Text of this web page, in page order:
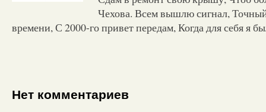
Чехова. Всем вышлю сигнал,
времени, С 2000-го привет передам, Когда для себя я
Нет комментариев